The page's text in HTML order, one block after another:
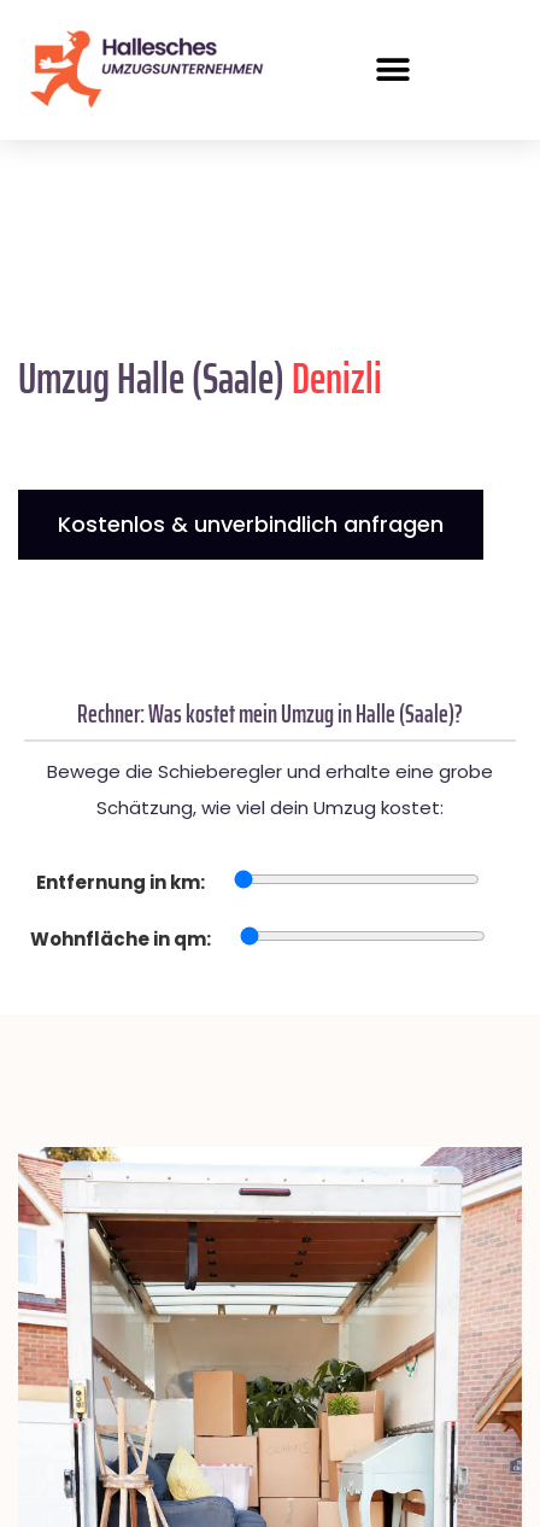
Umzug Halle (Saale)Denizli
Kostenlos & unverbindlich anfragen
Rechner: Was kostet mein Umzug in Halle (Saale)?
Bewege die Schieberegler und erhalte eine grobe
Schätzung, wie viel dein Umzug kostet:
Entfernung in km:
Wohnfläche in qm: